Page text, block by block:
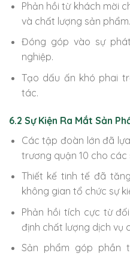
Phản hồi từ khách mời
và chất lượng sản phẩm.
Đóng góp vào sự
nghiệp.
Tạo dấu ấn khó phai
tác.
6.2 Sự Kiện Ra Mắt Sản
Các tập đoàn lớn đã
trương quận 10 cho các
Thiết kế tinh tế đã
không gian tổ chức sự
Phản hồi tích cực từ
định chất lượng dịch vụ
Sản phẩm góp phần